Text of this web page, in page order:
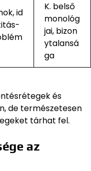
id
K. belső
monológ
jai, bizon
ytalansá
ga
és
de természetesen
tárhat fel.
az